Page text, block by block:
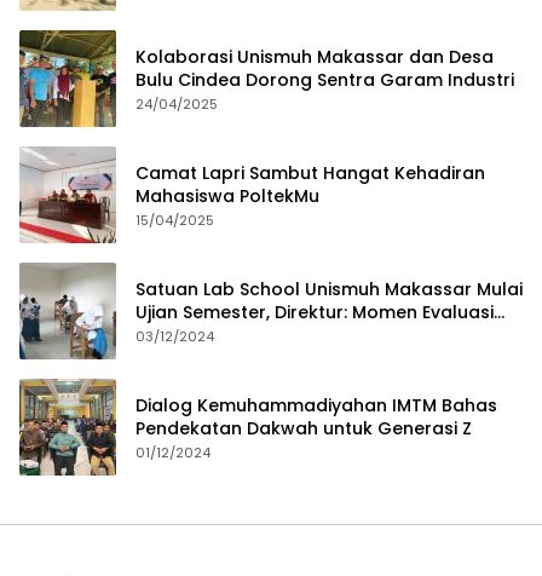
Kolaborasi Unismuh Makassar dan Desa
Bulu Cindea Dorong Sentra Garam Industri
24/04/2025
Camat Lapri Sambut Hangat Kehadiran
Mahasiswa PoltekMu
15/04/2025
Satuan Lab School Unismuh Makassar Mulai
Ujian Semester, Direktur: Momen Evaluasi
Proses Pembelajaran
03/12/2024
Dialog Kemuhammadiyahan IMTM Bahas
Pendekatan Dakwah untuk Generasi Z
01/12/2024